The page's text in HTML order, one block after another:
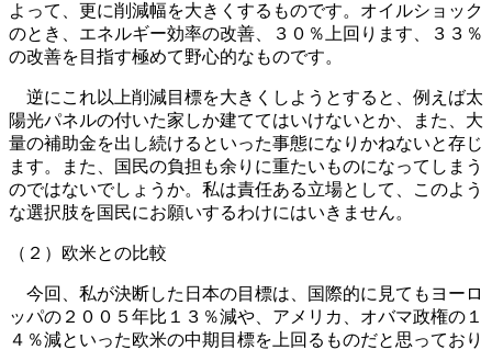
よって、更に削減幅を大きくするものです。オイルショック
のとき、エネルギー効率の改善、３０％上回ります、３３％
の改善を目指す極めて野心的なものです。
逆にこれ以上削減目標を大きくしようとすると、例えば太
陽光パネルの付いた家しか建ててはいけないとか、また、大
量の補助金を出し続けるといった事態になりかねないと存じ
ます。また、国民の負担も余りに重たいものになってしまう
のではないでしょうか。私は責任ある立場として、このよう
な選択肢を国民にお願いするわけにはいきません。
（２）欧米との比較
今回、私が決断した日本の目標は、国際的に見てもヨーロ
ッパの２００５年比１３％減や、アメリカ、オバマ政権の１
４％減といった欧米の中期目標を上回るものだと思っており